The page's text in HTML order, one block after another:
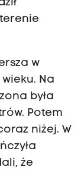
w
wieku. Na
była
Potem
niżej. W
że